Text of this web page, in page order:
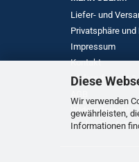
Diese
Wir verwenden
gewährleisten,
Informationen
Liefer- und
Privatsphäre
Impressum
Kontakt
Widerrufsrecht
Widerrufsrecht
Cookie